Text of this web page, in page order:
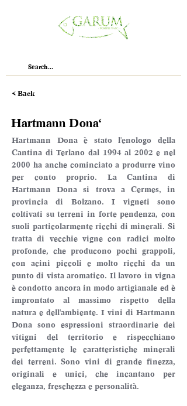
< Back
Hartmann Dona'
Hartmann Dona è stato l'enologo della
Cantina di Terlano dal 1994 al 2002 e nel
2000 ha anche cominciato a produrre vino
per conto proprio. La Cantina di
Hartmann Dona si trova a Cermes, in
provincia di Bolzano. I vigneti sono
coltivati su terreni in forte pendenza, con
suoli particolarmente ricchi di minerali. Si
tratta di vecchie vigne con radici molto
profonde, che producono pochi grappoli,
con acini piccoli e molto ricchi da un
punto di vista aromatico. Il lavoro in vigna
è condotto ancora in modo artigianale ed è
improntato al massimo rispetto della
natura e dell'ambiente. I vini di Hartmann
Dona sono espressioni straordinarie dei
vitigni del territorio e rispecchiano
perfettamente le caratteristiche minerali
dei terreni. Sono vini di grande finezza,
originali e unici, che incantano per
eleganza, freschezza e personalità.